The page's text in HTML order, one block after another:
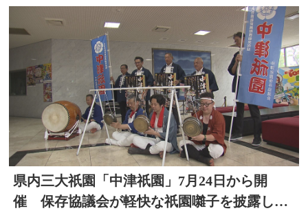
県内三大祇園「中津祇園」7月24日から開
催 保存協議会が軽快な祇園囃子を披露し祭